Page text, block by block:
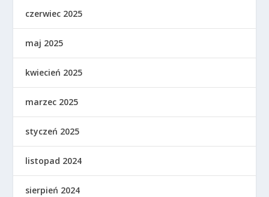
czerwiec 2025
maj 2025
kwiecień 2025
marzec 2025
styczeń 2025
listopad 2024
sierpień 2024